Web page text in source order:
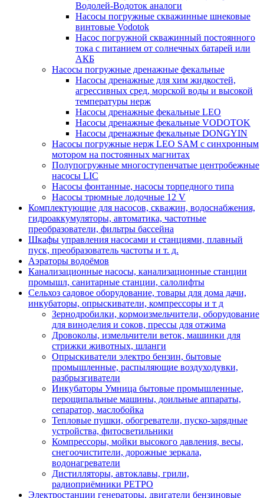
Водолей-Водоток аналоги
Насосы погружные скважинные шнековые
винтовые Vodotok
Насос погружной скважинный постоянного
тока с питанием от солнечных батарей или
АКБ
Насосы погружные дренажные фекальные
Насосы дренажные для хим жидкостей,
агрессивных сред, морской воды и высокой
температуры нерж
Насосы дренажные фекальные LEO
Насосы дренажные фекальные VODOTOK
Насосы дренажные фекальные DONGYIN
Насосы погружные нерж LEO SAM с синхронным
мотором на постоянных магнитах
Полупогружные многоступенчатые центробежные
насосы LIC
Насосы фонтанные, насосы торпедного типа
Насосы трюмные лодочные 12 V
Комплектующие для насосов, скважин, водоснабжения,
гидроаккумуляторы, автоматика, частотные
преобразователи, фильтры бассейна
Шкафы управления насосами и станциями, плавный
пуск, преобразователь частоты и т. д.
Аэраторы водоёмов
Канализационные насосы, канализационные станции
промышл, санитарные станции, салолифты
Сельхоз садовое оборудование, товары для дома дачи,
инкубаторы, опрыскиватели, компрессоры и т д
Зернодробилки, кормоизмельчители, оборудование
для виноделия и соков, прессы для отжима
Дровоколы, измельчители веток, машинки для
стрижки животных, шланги
Опрыскиватели электро бензин, бытовые
промышленные, распыляющие воздуходувки,
разбрызгиватели
Инкубаторы Умница бытовые промышленные,
перощипальные машины, доильные аппараты,
сепаратор, маслобойка
Тепловые пушки, обогреватели, пуско-зарядные
устройства, фитосветильники
Компрессоры, мойки высокого давления, весы,
снегоочистители, дорожные зеркала,
водонагреватели
Дистилляторы, автоклавы, грили,
радиоприёмники РЕТРО
Электростанции генераторы, двигатели бензиновые